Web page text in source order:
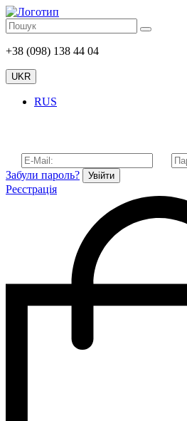
+38 (098) 138 44 04
UKR
RUS
Забули пароль? Увійти
Реєстрація